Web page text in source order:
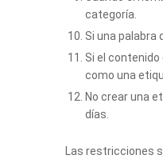
categoría.
Si una palabra
Si el
como una
No crear una
días.
Las restricciones